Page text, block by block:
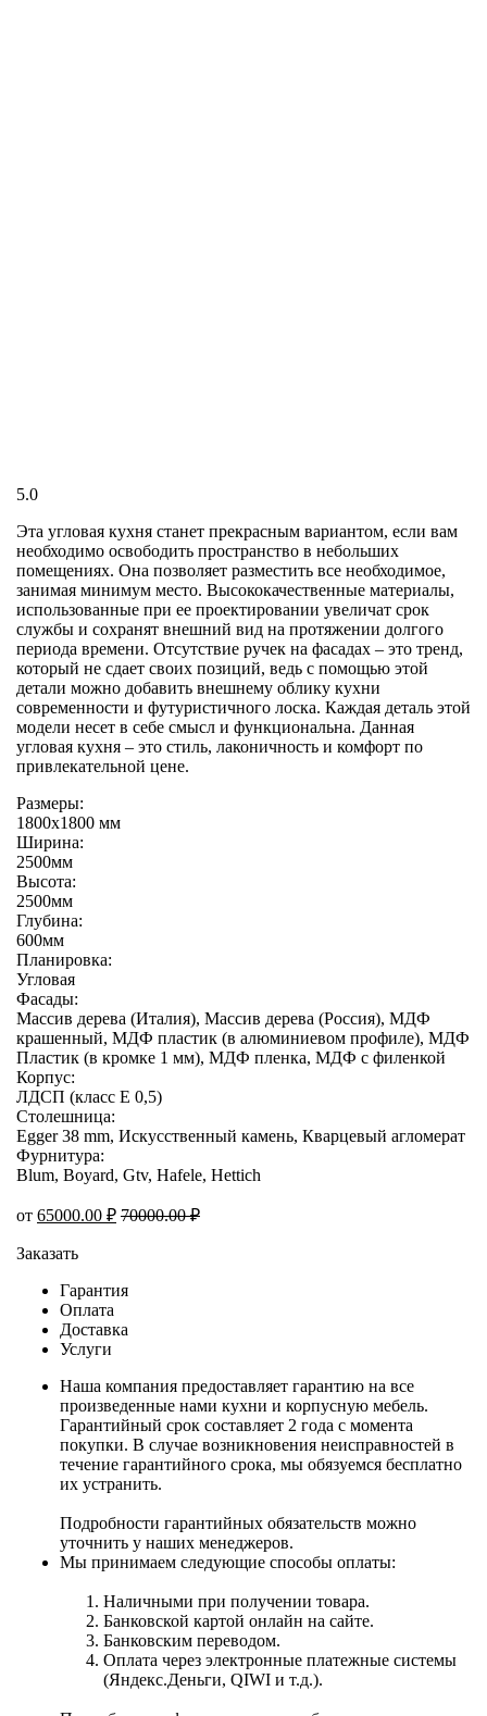
5.0
Эта угловая кухня станет прекрасным вариантом, если вам
необходимо освободить пространство в небольших
помещениях. Она позволяет разместить все необходимое,
занимая минимум место. Высококачественные материалы,
использованные при ее проектировании увеличат срок
службы и сохранят внешний вид на протяжении долгого
периода времени. Отсутствие ручек на фасадах – это тренд,
который не сдает своих позиций, ведь с помощью этой
детали можно добавить внешнему облику кухни
современности и футуристичного лоска. Каждая деталь этой
модели несет в себе смысл и функциональна. Данная
угловая кухня – это стиль, лаконичность и комфорт по
привлекательной цене.
Размеры:
1800х1800 мм
Ширина:
2500мм
Высота:
2500мм
Глубина:
600мм
Планировка:
Угловая
Фасады:
Массив дерева (Италия), Массив дерева (Россия), МДФ
крашенный, МДФ пластик (в алюминиевом профиле), МДФ
Пластик (в кромке 1 мм), МДФ пленка, МДФ с филенкой
Корпус:
ЛДСП (класс E 0,5)
Столешница:
Egger 38 mm, Искусственный камень, Кварцевый агломерат
Фурнитура:
Blum, Boyard, Gtv, Hafele, Hettich
от 65000.00 ₽ 70000.00₽
Заказать
Гарантия
Оплата
Доставка
Услуги
Наша компания предоставляет гарантию на все
произведенные нами кухни и корпусную мебель.
Гарантийный срок составляет 2 года с момента
покупки. В случае возникновения неисправностей в
течение гарантийного срока, мы обязуемся бесплатно
их устранить.
Подробности гарантийных обязательств можно
уточнить у наших менеджеров.
Мы принимаем следующие способы оплаты:
Наличными при получении товара.
Банковской картой онлайн на сайте.
Банковским переводом.
Оплата через электронные платежные системы
(Яндекс.Деньги, QIWI и т.д.).